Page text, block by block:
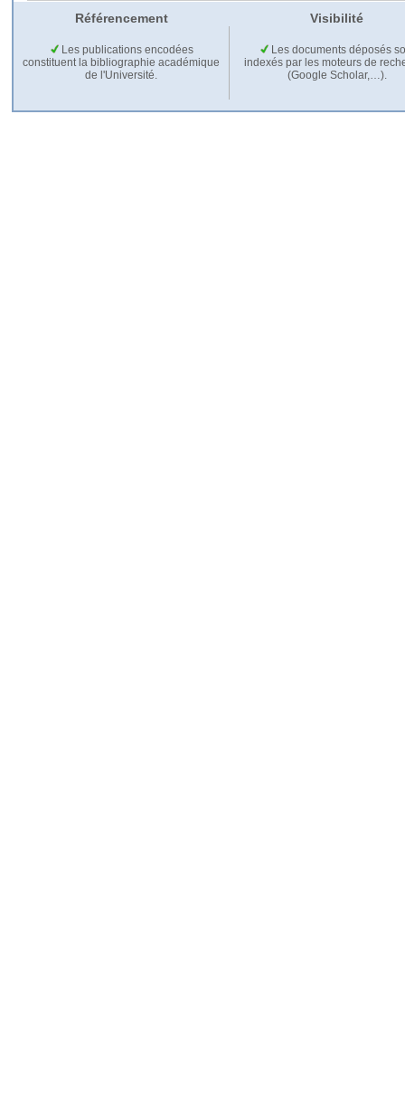
Référencement Visibilité
Les publications encodées
constituent la bibliographie académique
de l'Université.
Les documents déposés
indexés par les moteurs de
(Google Scholar,…).